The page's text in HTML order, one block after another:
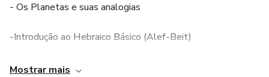
- Os Planetas e suas analogias
-Introdução ao Hebraico Básico (Alef-Beit)
-O corpo humano e a Cabala
Mostrar mais